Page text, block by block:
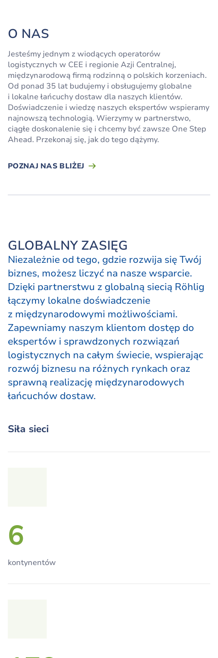
O NAS
Jesteśmy jednym z wiodących operatorów
logistycznych w CEE i regionie Azji Centralnej,
międzynarodową firmą rodzinną o polskich korzeniach.
Od ponad 35 lat budujemy i obsługujemy globalne
i lokalne łańcuchy dostaw dla naszych klientów.
Doświadczenie i wiedzę naszych ekspertów wspieramy
najnowszą technologią. Wierzymy w partnerstwo,
ciągłe doskonalenie się i chcemy być zawsze One Step
Ahead. Przekonaj się, jak do tego dążymy.
POZNAJ NAS BLIŻEJ
GLOBALNY ZASIĘG
Niezależnie od tego, gdzie rozwija się Twój
biznes, możesz liczyć na nasze wsparcie.
Dzięki partnerstwu z globalną siecią Röhlig
łączymy lokalne doświadczenie
z międzynarodowymi możliwościami.
Zapewniamy naszym klientom dostęp do
ekspertów i sprawdzonych rozwiązań
logistycznych na całym świecie, wspierając
rozwój biznesu na różnych rynkach oraz
sprawną realizację międzynarodowych
łańcuchów dostaw.
Siła sieci
6
kontynentów